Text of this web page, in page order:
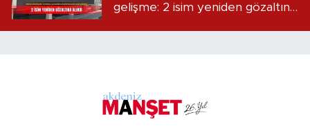
gelişme: 2 isim yeniden gözaltına